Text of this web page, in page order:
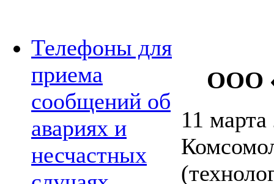
Телефоны для
приема
сообщений об
авариях и
несчастных
ООО
11